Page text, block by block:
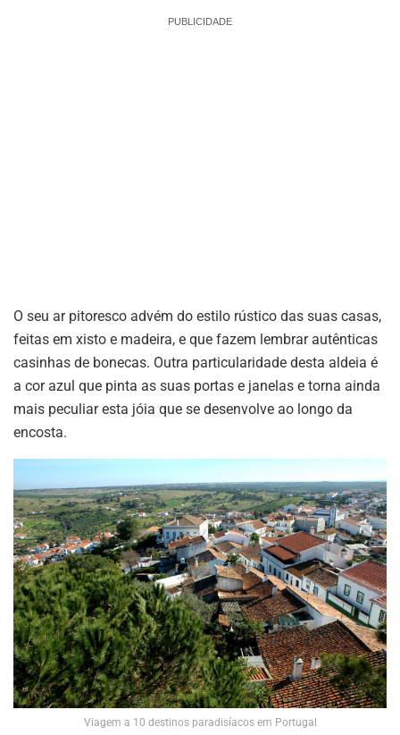
PUBLICIDADE
O seu ar pitoresco advém do estilo rústico das suas casas,
feitas em xisto e madeira, e que fazem lembrar autênticas
casinhas de bonecas. Outra particularidade desta aldeia é
a cor azul que pinta as suas portas e janelas e torna ainda
mais peculiar esta jóia que se desenvolve ao longo da
encosta.
Viagem a 10 destinos paradisíacos em Portugal